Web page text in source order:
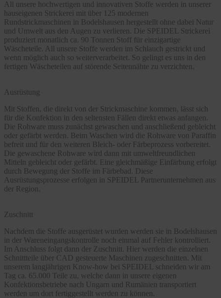
All unsere hochwertigen und innovativen Stoffe werden in unserer
hauseigenen Strickerei mit über 125 modernen
Rundstrickmaschinen in Bodelshausen hergestellt ohne dabei Natur
und Umwelt aus den Augen zu verlieren. Die SPEIDEL Strickerei
produziert monatlich ca. 90 Tonnen Stoff für einzigartige
Wäscheteile. All unsere Stoffe werden im Schlauch gestrickt und
wenn möglich auch so weiterverarbeitet. So gelingt es uns in den
fertigen Wäscheteilen auf störende Seitennähte zu verzichten.
Ausrüstung
Mit Stoffen, die direkt von der Strickmaschine kommen, lässt sich
für die Konfektion in den seltensten Fällen direkt etwas anfangen.
Die Rohware muss zunächst gewaschen und anschließend gebleicht
oder gefärbt werden. Beim Waschen wird die Rohware von Paraffin
befreit und für den weiteren Bleich- oder Färbeprozess vorbereitet.
Die gewaschene Rohware wird dann mit umweltfreundlichen
Mitteln gebleicht oder gefärbt. Eine gleichmäßige Einfärbung erfolgt
durch Bewegung der Stoffe im Färbebad. Diese
Ausrüstungsprozesse erfolgen in SPEIDEL Partnerunternehmen aus
der Region.
Zuschnitt
Nachdem die Stoffe ausgerüstet wurden werden sie in Bodelshausen
in der Wareneingangskontrolle noch einmal auf Fehler kontrolliert.
Im Anschluss folgt dann der Zuschnitt. Hier werden die einzelnen
Schnittteile über CAD gesteuerte Maschinen zugeschnitten. Mit
unserem langjährigen Know-how bei SPEIDEL schneiden wir am
Tag ca. 65.000 Teile zu, welche dann in unsere eigenen
Konfektionsbetriebe nach Ungarn und Rumänien transportiert
werden um dort fertiggestellt werden zu können.